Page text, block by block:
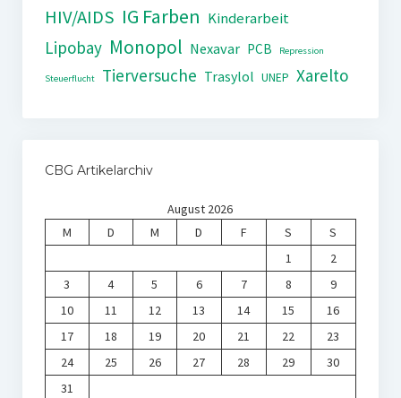
HIV/AIDS IG Farben Kinderarbeit
Lipobay Monopol Nexavar PCB Repression
Steuerflucht Tierversuche Trasylol UNEP Xarelto
CBG Artikelarchiv
August 2026
M
D M D F S
S
1
2
3
4 5 6 7 8
9
10
11 12 13 14 15
16
17
18 19 20 21 22
23
24
25 26 27 28 29
30
31